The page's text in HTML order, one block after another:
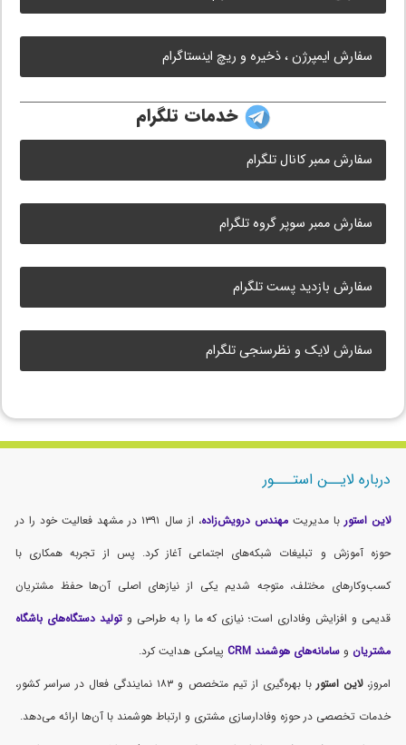
سفارش ایمپرژن ، ذخیره و ریچ اینستاگرام
خدمات تلگرام
سفارش ممبر کانال تلگرام
سفارش ممبر سوپر گروه تلگرام
سفارش بازدید پست تلگرام
سفارش لایک و نظرسنجی تلگرام